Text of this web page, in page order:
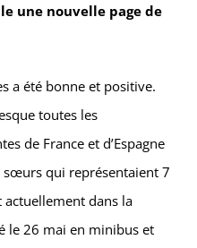
une nouvelle page de
a été bonne et positive.
toutes les
de France et d’Espagne
qui représentaient 7
dans la
le 26 mai en minibus et